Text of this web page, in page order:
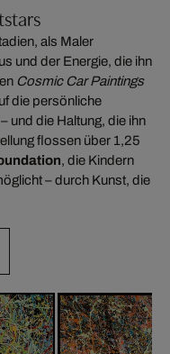
als Maler
und der Energie, die ihn
Cosmic Car Paintings
die persönliche
und die Haltung, die ihn
flossen über 1,25
, die Kindern
– durch Kunst, die